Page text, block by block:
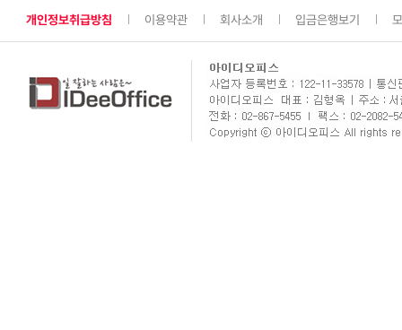
개인정보취급방침 이용약관 회사소개 입금은행보기